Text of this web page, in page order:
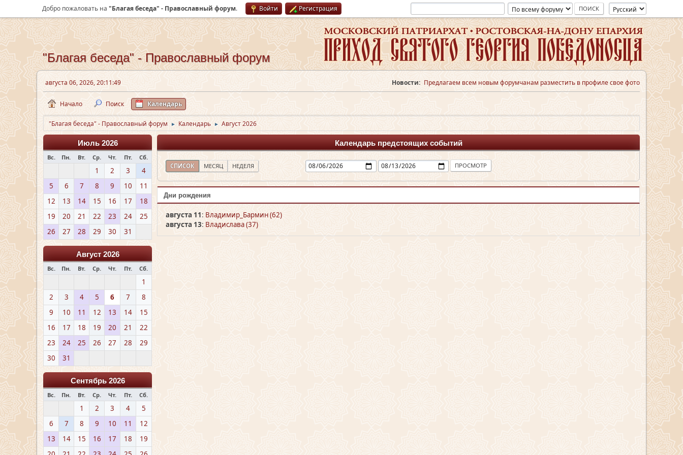
Добро пожаловать на "Благая беседа" - Православный форум. Войти Регистрация
"Благая беседа" - Православный форум
августа 06, 2026, 20:11:49 Новости: Предлагаем всем новым форумчанам разместить в профиле свое фото
Начало Поиск Календарь
"Благая беседа" - Православный форум ► Календарь ► Август 2026
Июль 2026
Вс. Пн. Вт. Ср. Чт. Пт. Сб.
1 2 3
4
5
6 7 8 9 10
11
12
13 14 15 16 17
18
19
20 21 22 23 24
25
26
27 28 29 30 31
Август 2026
Вс. Пн. Вт. Ср. Чт. Пт. Сб.
1
2
3 4 5 6 7
8
9
10 11 12 13 14
15
16
17 18 19 20 21
22
23
24 25 26 27 28
29
30
31
Сентябрь 2026
Вс. Пн. Вт. Ср. Чт. Пт. Сб.
1 2 3 4
5
6
7 8 9 10 11
12
13
14 15 16 17 18
19
Календарь предстоящих событий
СПИСОК МЕСЯЦ НЕДЕЛЯ
Дни рождения
августа 11: Владимир_Бармин (62)
августа 13: Владислава (37)